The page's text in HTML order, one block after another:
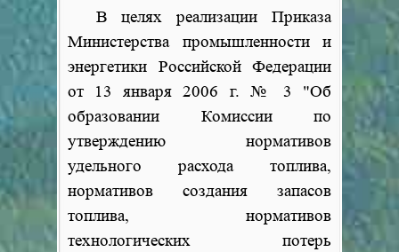
В целях реализации Приказа
Министерства промышленности и
энергетики Российской Федерации
от 13 января 2006 г. № 3 "Об
образовании Комиссии по
утверждению нормативов
удельного расхода топлива,
нормативов создания запасов
топлива, нормативов
технологических потерь